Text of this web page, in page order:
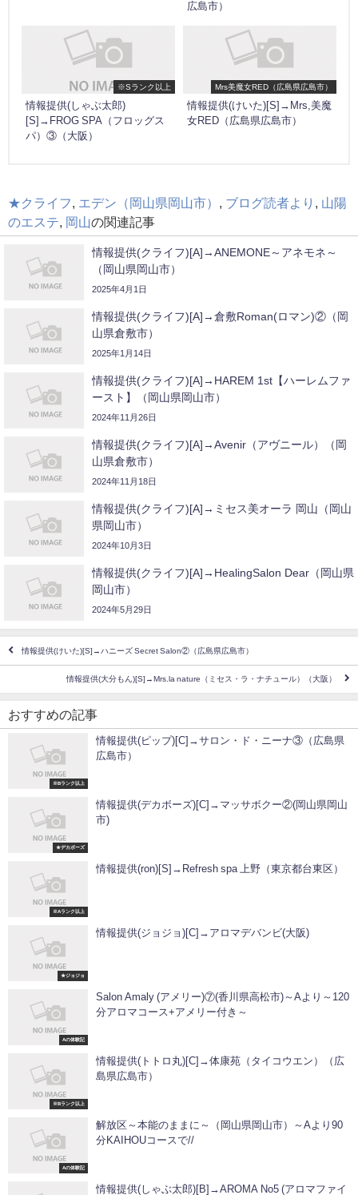
広島市）
※Sランク以上
情報提供(しゃぶ太郎)
[S]→FROG SPA（フロッグス
パ）③（大阪）
Mrs美魔女RED（広島県広島市）
情報提供(けいた)[S]→Mrs,美魔
女RED（広島県広島市）
★クライフ, エデン（岡山県岡山市） , ブログ読者より , 山陽
のエステ, 岡山の関連記事
情報提供(クライフ)[A]→ANEMONE～アネモネ～
（岡山県岡山市）
2025年4月1日
情報提供(クライフ)[A]→倉敷Roman(ロマン)②（岡
山県倉敷市）
2025年1月14日
情報提供(クライフ)[A]→HAREM 1st【ハーレムファ
ースト】（岡山県岡山市）
2024年11月26日
情報提供(クライフ)[A]→Avenir（アヴニール）（岡
山県倉敷市）
2024年11月18日
情報提供(クライフ)[A]→ミセス美オーラ 岡山（岡山
県岡山市）
2024年10月3日
情報提供(クライフ)[A]→HealingSalon Dear（岡山県
岡山市）
2024年5月29日
情報提供(けいた)[S]→ハニーズ Secret Salon②（広島県広島市）
情報提供(大分もん)[S]→Mrs.la nature（ミセス・ラ・ナチュール）（大阪）
おすすめの記事
※Bランク以上
情報提供(ピップ)[C]→サロン・ド・ニーナ③（広島県
広島市）
★デカボーズ
情報提供(デカボーズ)[C]→マッサボクー②(岡山県岡山
市)
※Aランク以上
情報提供(ron)[S]→Refresh spa 上野（東京都台東区）
★ジョジョ
情報提供(ジョジョ)[C]→アロマデバンビ(大阪)
Aの体験記
Salon Amaly (アメリー)⑦(香川県高松市)～Aより～120
分アロマコース+アメリー付き～
※Bランク以上
情報提供(トトロ丸)[C]→体康苑（タイコウエン）（広
島県広島市）
Aの体験記
解放区～本能のままに～（岡山県岡山市）～Aより90
分KAIHOUコースで//
情報提供(しゃぶ太郎)[B]→AROMA No5 (アロマファイ